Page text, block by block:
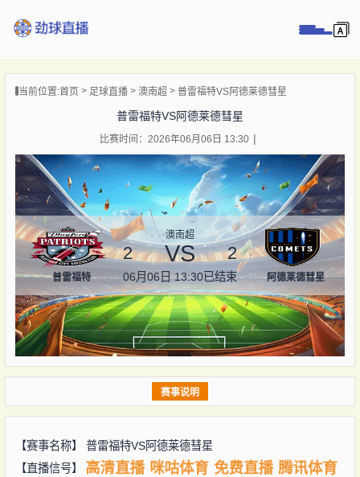
播
闻
当前位置:首页 足球直播 澳南超 普雷福特VS阿德莱德彗星
普雷福特VS阿德莱德彗星
比赛时间：2026年06月06日 13:30
普雷福特
澳南超
2 VS 2
06月06日 13:30已结束 阿德莱德彗星
赛事说明
【赛事名称】 普雷福特VS阿德莱德彗星
【直播信号】
高清直播 咪咕体育 免费直播 腾讯体育